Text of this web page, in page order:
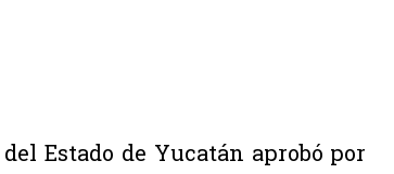
Estado de Yucatán aprobó por